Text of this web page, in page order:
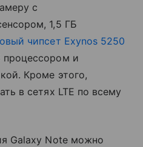
с
1,5 ГБ
чипсет Exynos 5250
процессором и
Кроме этого,
в сетях LTE по всему
Galaxy Note можно